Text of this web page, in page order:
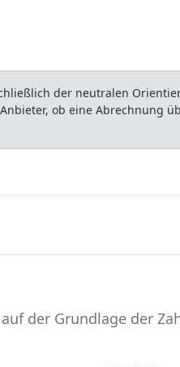
der neutralen
ob eine Abrechnung
der Grundlage der